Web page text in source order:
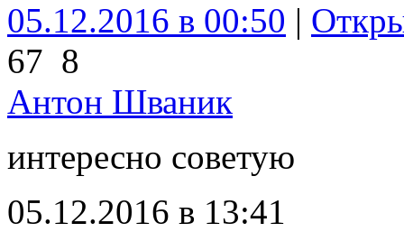
05.12.2016 в 00:50 |
67 8
Антон Шваник
интересно советую
05.12.2016 в 13:41